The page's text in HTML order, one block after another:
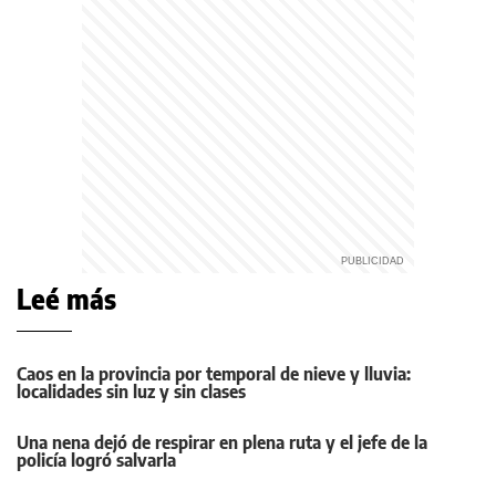
Leé más
Caos en la provincia por temporal de nieve y lluvia:
localidades sin luz y sin clases
Una nena dejó de respirar en plena ruta y el jefe de la
policía logró salvarla